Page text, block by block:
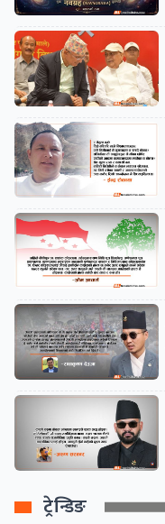
ट्रेन्डिङ